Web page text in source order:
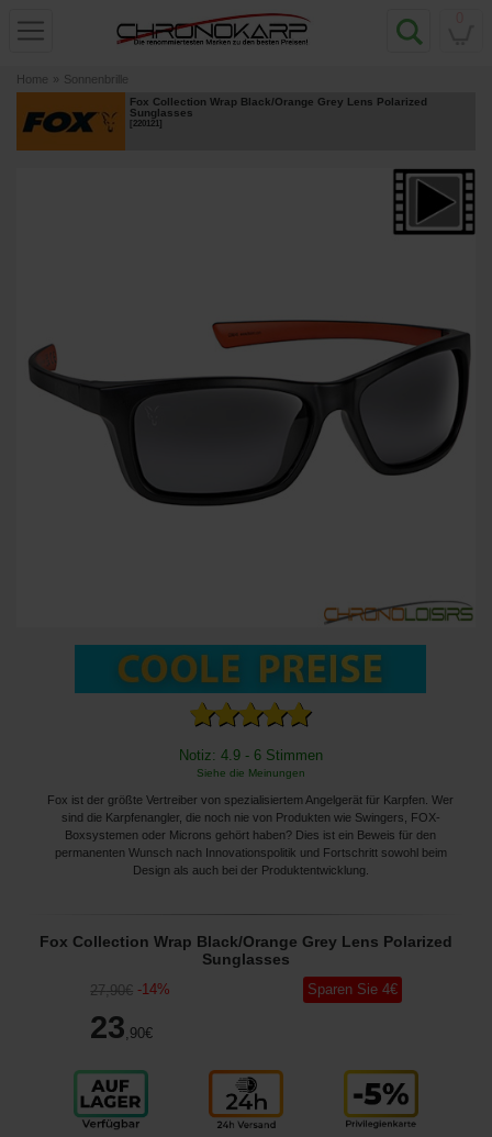
Home » Sonnenbrille
Fox Collection Wrap Black/Orange Grey Lens Polarized
Sunglasses
[220121]
Notiz: 4.9 - 6 Stimmen
Siehe die Meinungen
Fox ist der größte Vertreiber von spezialisiertem Angelgerät für Karpfen. Wer
sind die Karpfenangler, die noch nie von Produkten wie Swingers, FOX-
Boxsystemen oder Microns gehört haben? Dies ist ein Beweis für den
permanenten Wunsch nach Innovationspolitik und Fortschritt sowohl beim
Design als auch bei der Produktentwicklung.
Fox Collection Wrap Black/Orange Grey Lens Polarized
Sunglasses
27,90€ -14%
23 ,90€
Sparen Sie 4€